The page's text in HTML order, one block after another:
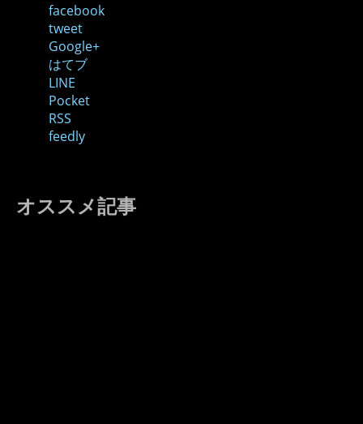
facebook
tweet
Google+
はてブ
LINE
Pocket
RSS
feedly
オススメ記事